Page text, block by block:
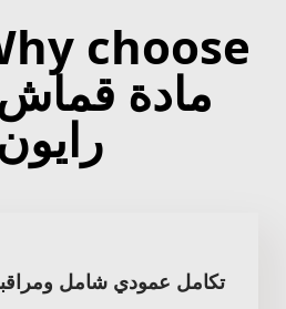
مادة
تكامل عمودي شامل